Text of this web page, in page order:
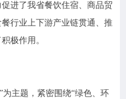
进了我省餐饮住宿、商品贸
行业上下游产业链贯通、推
极作用。
为主题，紧密围绕“绿色、环